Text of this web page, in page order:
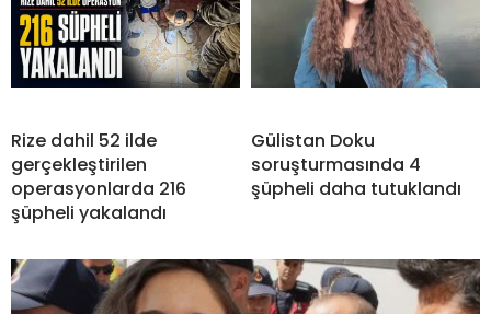
Rize dahil 52 ilde
gerçekleştirilen
operasyonlarda 216
şüpheli yakalandı
Gülistan Doku
soruşturmasında 4
şüpheli daha tutuklandı